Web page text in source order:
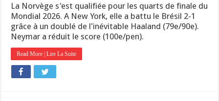
La Norvège s'est qualifiée pour les quarts de finale du
Mondial 2026. A New York, elle a battu le Brésil 2-1
grâce à un doublé de l'inévitable Haaland (79e/90e).
Neymar a réduit le score (100e/pen).
Read More | Lire La Suite